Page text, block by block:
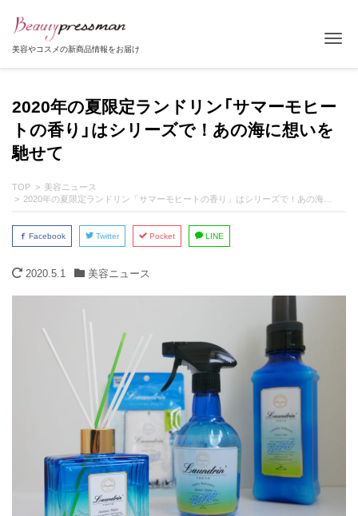
美容やコスメの新商品情報をお届け
2020年の夏限定ランドリン「サマーモヒー
トの香り」はシリーズで！あの海に想いを
馳せて
TOP
美容ニュース
2020年の夏限定ランドリン「サマーモヒートの香り」はシリーズで！あの海に想いを馳せて
Facebook Twitter Pocket LINE
2020.5.1 美容ニュース